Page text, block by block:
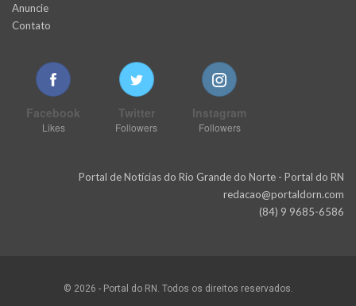
Anuncie
Contato
Facebook
Likes
Twitter
Followers
Instagram
Followers
Portal de Notícias do Rio Grande do Norte - Portal do RN
redacao@portaldorn.com
(84) 9 9685-6586
© 2026 - Portal do RN. Todos os direitos reservados.